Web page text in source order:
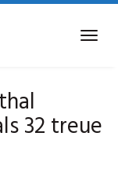
32 treue